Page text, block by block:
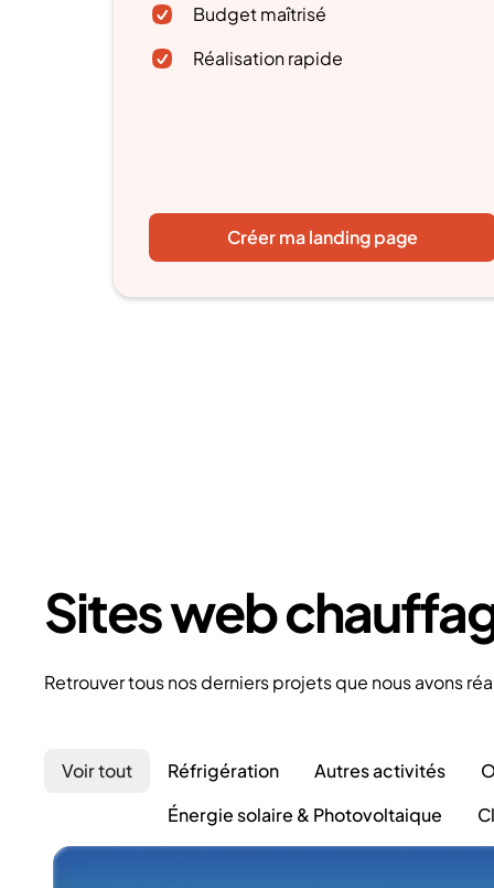
Budget maîtrisé
Réalisation rapide
Créer ma landing page
Sites web
Retrouver tous nos derniers projets que nous avons
Voir tout Réfrigération Autres activités
Énergie solaire & Photovoltaique